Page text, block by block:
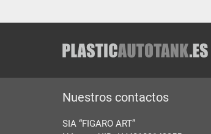
Nuestros contactos
SIA “FIGARO ART”